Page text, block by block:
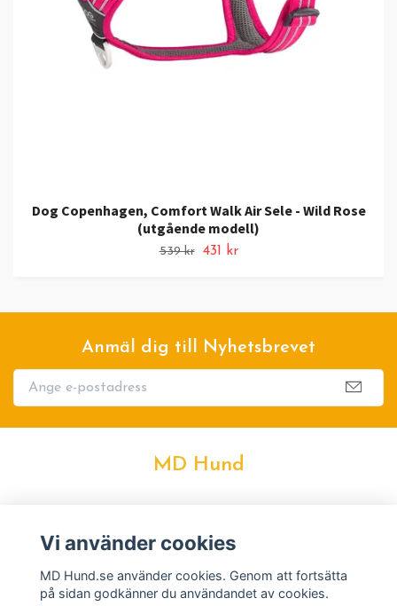
Dog Copenhagen, Comfort Walk Air Sele - Wild Rose
(utgående modell)
539 kr 431 kr
Anmäl dig till Nyhetsbrevet
MD Hund
Vi använder cookies
MD Hund.se använder cookies. Genom att fortsätta
på sidan godkänner du användandet av cookies.